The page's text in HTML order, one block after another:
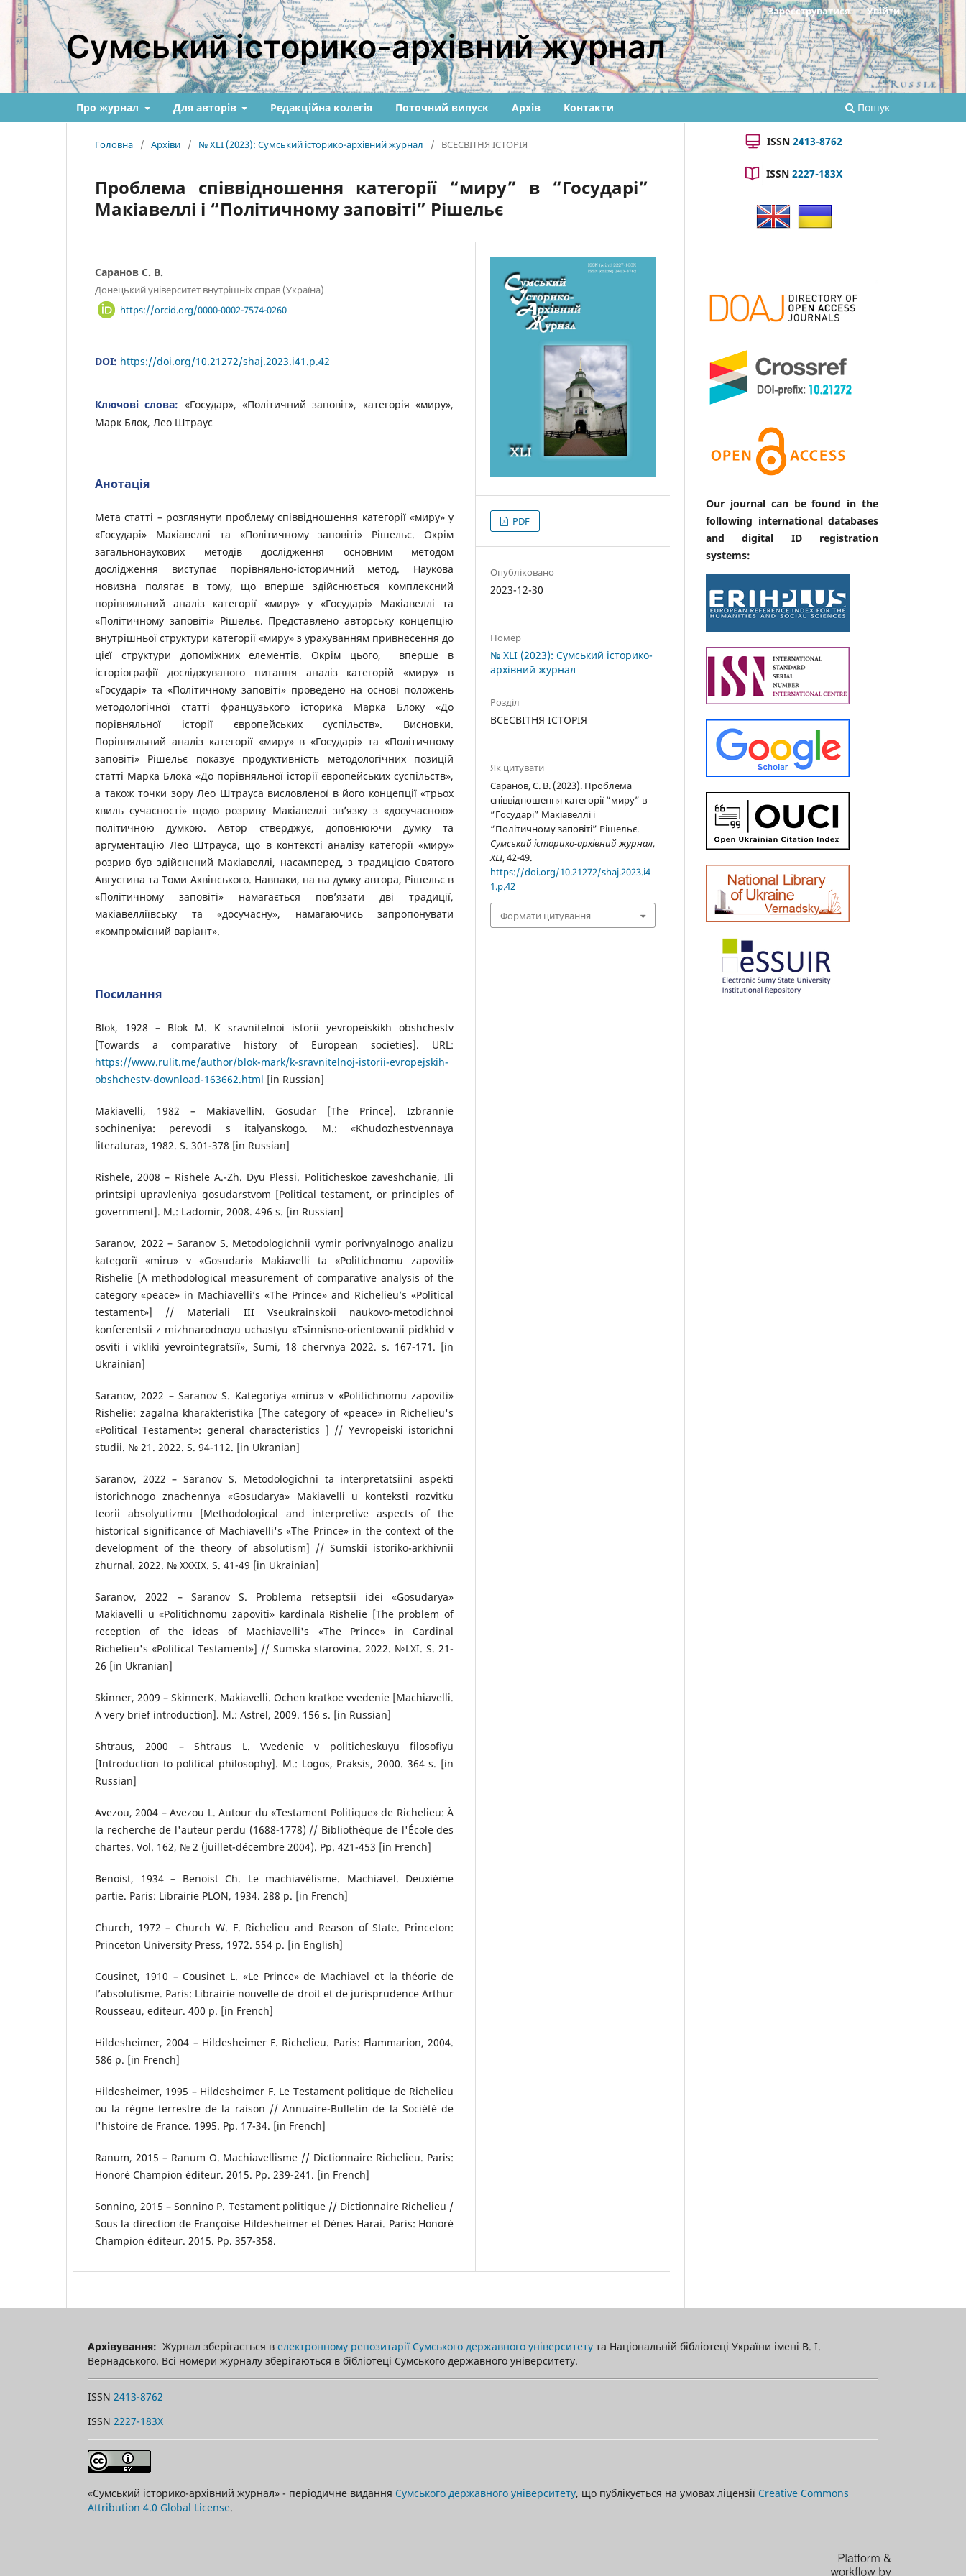
Сумський історико-архівний журнал
Про журнал Для авторів Редакційна колегія Поточний випуск Архів Контакти Пошук
Зареєструватися Увійти
Головна / Архіви / № XLI (2023): Сумський історико-архівний журнал / ВСЕСВІТНЯ ІСТОРІЯ
Проблема співвідношення категорії “миру” в “Государі”
Макіавеллі і “Політичному заповіті” Рішельє
Саранов С. В.
Донецький університет внутрішніх справ (Україна)
https://orcid.org/0000-0002-7574-0260
DOI: https://doi.org/10.21272/shaj.2023.i41.p.42
Ключові слова: «Государ», «Політичний заповіт», категорія «миру»,
Марк Блок, Лео Штраус
Анотація
Мета статті – розглянути проблему співвідношення категорії «миру» у
«Государі» Макіавеллі та «Політичному заповіті» Рішельє. Окрім
загальнонаукових методів дослідження основним методом
дослідження виступає порівняльно-історичний метод. Наукова
новизна полягає в тому, що вперше здійснюється комплексний
порівняльний аналіз категорії «миру» у «Государі» Макіавеллі та
«Політичному заповіті» Рішельє. Представлено авторську концепцію
внутрішньої структури категорії «миру» з урахуванням привнесення до
цієї структури допоміжних елементів. Окрім цього, вперше в
історіографії досліджуваного питання аналіз категорій «миру» в
«Государі» та «Політичному заповіті» проведено на основі положень
методологічної статті французького історика Марка Блоку «До
порівняльної історії європейських суспільств». Висновки.
Порівняльний аналіз категорії «миру» в «Государі» та «Політичному
заповіті» Рішельє показує продуктивність методологічних позицій
статті Марка Блока «До порівняльної історії європейських суспільств»,
а також точки зору Лео Штрауса висловленої в його концепції «трьох
хвиль сучасності» щодо розриву Макіавеллі зв’язку з «досучасною»
політичною думкою. Автор стверджує, доповнюючи думку та
аргументацію Лео Штрауса, що в контексті аналізу категорії «миру»
розрив був здійснений Макіавеллі, насамперед, з традицією Святого
Августина та Томи Аквінського. Навпаки, на на думку автора, Рішельє в
«Політичному заповіті» намагається пов’язати дві традиції,
макіавелліївську та «досучасну», намагаючись запропонувати
«компромісний варіант».
Посилання
Blok, 1928 – Blok M. K sravnitelnoi istorii yevropeiskikh obshchestv
[Towards a comparative history of European societies]. URL:
https://www.rulit.me/author/blok-mark/k-sravnitelnoj-istorii-evropejskih-
obshchestv-download-163662.html [in Russian]
Makiavelli, 1982 – MakiavelliN. Gosudar [The Prince]. Izbrannie
sochineniya: perevodi s italyanskogo. M.: «Khudozhestvennaya
literatura», 1982. S. 301-378 [in Russian]
Rishele, 2008 – Rishele A.-Zh. Dyu Plessi. Politicheskoe zaveshchanie, Ili
printsipi upravleniya gosudarstvom [Political testament, or principles of
government]. M.: Ladomir, 2008. 496 s. [in Russian]
Saranov, 2022 – Saranov S. Metodologіchnii vymіr porіvnyalnogo analіzu
kategorії «miru» v «Gosudarі» Makіavellі ta «Polіtichnomu zapovіtі»
Rіshelie [A methodological measurement of comparative analysis of the
category «peace» in Machiavelli’s «The Prince» and Richelieu’s «Political
testament»] // Materіali III Vseukrainskoii naukovo-metodichnoi
konferentsіi z mіzhnarodnoyu uchastyu «Tsіnnіsno-orіentovanii pіdkhіd v
osvіtі і vikliki yevroіntegratsії», Sumi, 18 chervnya 2022. s. 167-171. [in
Ukrainian]
Saranov, 2022 – Saranov S. Kategorіya «miru» v «Polіtichnomu zapovіtі»
Rіshelie: zagalna kharakteristika [The category of «peace» in Richelieu's
«Political Testament»: general characteristics ] // Yevropeiskі іstorichnі
studіi. № 21. 2022. S. 94-112. [in Ukranian]
Saranov, 2022 – Saranov S. Metodologіchnі ta іnterpretatsіinі aspekti
іstorichnogo znachennya «Gosudarya» Makіavellі u kontekstі rozvitku
teorіi absolyutizmu [Methodological and interpretive aspects of the
historical significance of Machiavelli's «The Prince» in the context of the
development of the theory of absolutism] // Sumskii іstoriko-arkhіvnii
zhurnal. 2022. № XXXIX. S. 41-49 [in Ukrainian]
Saranov, 2022 – Saranov S. Problema retseptsіi іdei «Gosudarya»
Makіavellі u «Polіtichnomu zapovіtі» kardinala Rіshelie [The problem of
reception of the ideas of Machiavelli's «The Prince» in Cardinal
Richelieu's «Political Testament»] // Sumska starovina. 2022. №LXI. S. 21-
26 [in Ukranian]
Skinner, 2009 – SkinnerK. Makiavelli. Ochen kratkoe vvedenie [Machiavelli.
A very brief introduction]. M.: Astrel, 2009. 156 s. [in Russian]
Shtraus, 2000 – Shtraus L. Vvedenie v politicheskuyu filosofiyu
[Introduction to political philosophy]. M.: Logos, Praksis, 2000. 364 s. [in
Russian]
Avezou, 2004 – Avezou L. Autour du «Testament Politique» de Richelieu: À
la recherche de l'auteur perdu (1688-1778) // Bibliothèque de l'École des
chartes. Vol. 162, № 2 (juillet-décembre 2004). Pp. 421-453 [in French]
Benoist, 1934 – Benoist Ch. Le machiavélisme. Machiavel. Deuxiéme
partie. Paris: Librairie PLON, 1934. 288 p. [in French]
Church, 1972 – Church W. F. Richelieu and Reason of State. Princeton:
Princeton University Press, 1972. 554 p. [in English]
Cousinet, 1910 – Cousinet L. «Le Prince» de Machiavel et la théorie de
l’absolutisme. Paris: Librairie nouvelle de droit et de jurisprudence Arthur
Rousseau, editeur. 400 p. [in French]
Hildesheimer, 2004 – Hildesheimer F. Richelieu. Paris: Flammarion, 2004.
586 p. [in French]
Hildesheimer, 1995 – Hildesheimer F. Le Testament politique de Richelieu
ou la règne terrestre de la raison // Annuaire-Bulletin de la Société de
l'histoire de France. 1995. Pp. 17-34. [in French]
Ranum, 2015 – Ranum O. Machiavellisme // Dictionnaire Richelieu. Paris:
Honoré Champion éditeur. 2015. Pp. 239-241. [in French]
Sonnino, 2015 – Sonnino P. Testament politique // Dictionnaire Richelieu /
Sous la direction de Françoise Hildesheimer et Dénes Harai. Paris: Honoré
Champion éditeur. 2015. Pp. 357-358.
PDF
Опубліковано
2023-12-30
Номер
№ XLI (2023): Сумський історико-
архівний журнал
Розділ
ВСЕСВІТНЯ ІСТОРІЯ
Як цитувати
Саранов, С. В. (2023). Проблема
співвідношення категорії “миру” в
“Государі” Макіавеллі і
“Політичному заповіті” Рішельє.
Сумський історико-архівний журнал,
XLI, 42-49.
https://doi.org/10.21272/shaj.2023.i4
1.p.42
Формати цитування
ISSN 2413-8762
ISSN 2227-183X
Our journal can be found in the
following international databases
and digital ID registration
systems:
Архівування: Журнал зберігається в електронному репозитарії Сумського державного університету та Національній бібліотеці України імені В. І.
Вернадського. Всі номери журналу зберігаються в бібліотеці Сумського державного університету.
ISSN 2413-8762
ISSN 2227-183X
«Сумський історико-архівний журнал» - періодичне видання Сумського державного університету, що публікується на умовах ліцензії Creative Commons
Attribution 4.0 Global License.